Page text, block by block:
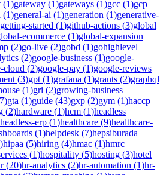
(1)gateway (1)gateways (1)gcc (1)gcp
(1)general-ai (1)generation (1)generative-
getting-started (1)github-actions (3)global
ecommerce (1)global-expansion
(2)go-live (2)gobd (1)gohighlevel
(2)google-business (1)google-
cloud (2)google-pay (1)google-reviews
(3)gpt (1)grafana (1)grants (2)graphql
(1)gri (2)growing-business
7)gta (1)guide (43)gxp (2)gym (1)haccp
(2)hardware (1)hcm (1)headless
headless-erp (1)healthcare (9)healthcare-
(1)helpdesk (7)hepsiburada
)hipaa (5)hiring (4)hmac (1)hmrc
(1)hospitality (5)hosting (3)hotel
(20)hr-analytics (2)hr-automation (1)hr-